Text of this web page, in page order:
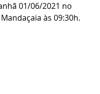
01/06/2021 no
às 09:30h.